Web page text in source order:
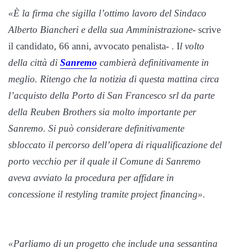
«È la firma che sigilla l’ottimo lavoro del Sindaco
Alberto Biancheri e della sua Amministrazione- scrive
il candidato, 66 anni, avvocato penalista- . Il volto
della città di Sanremo cambierà definitivamente in
meglio. Ritengo che la notizia di questa mattina circa
l’acquisto della Porto di San Francesco srl da parte
della Reuben Brothers sia molto importante per
Sanremo. Si può considerare definitivamente
sbloccato il percorso dell’opera di riqualificazione del
porto vecchio per il quale il Comune di Sanremo
aveva avviato la procedura per affidare in
concessione il restyling tramite project financing».
«Parliamo di un progetto che include una sessantina